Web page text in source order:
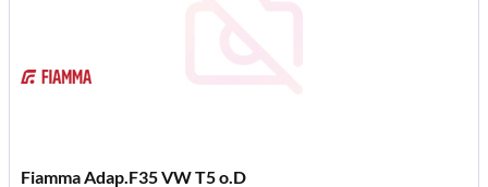
Fiamma Adap.F35 VW T5 o.D